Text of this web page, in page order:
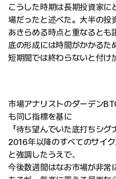
こうした時期は長期投資家
場だったと述べた。大半の投
あきらめる時点と重なるとも
底の形成には時間がかかるた
短期間では終わらないと付け
市場アナリストのダーデン
も同じ指標を基に
「待ち望んでいた底打ちシグ
2016年以降のすべてのサイ
と強調したうえで、
今後数週間はなお市場が非常